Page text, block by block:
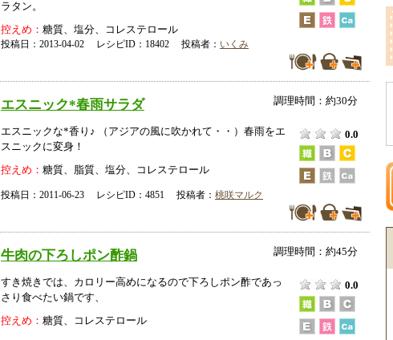
ラタン。
控えめ： 糖質、塩分、コレステロール
投稿日：2013-04-02 レシピID：18402 投稿者： いくみ
エスニック*春雨サラダ 調理時間：約30分
エスニックな*香り♪ （アジアの風に吹かれて・・）春雨をエ
スニックに変身！
0.0
控えめ： 糖質、脂質、塩分、コレステロール
投稿日：2011-06-23 レシピID：4851 投稿者： 桃咲マルク
牛肉の下ろしポン酢鍋 調理時間：約45分
すき焼きでは、カロリー高めになるので下ろしポン酢であっ
さり食べたい鍋です、
0.0
控えめ： 糖質、コレステロール